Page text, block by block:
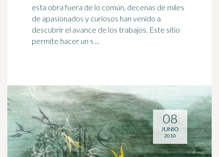
esta obra fuera de lo común, decenas de miles
de apasionados y curiosos han venido a
descubrir el avance de los trabajos. Este sitio
permite hacer un s ...
08
JUNIO
2010